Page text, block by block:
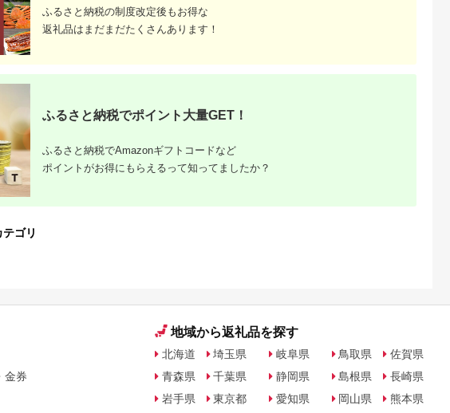
5.0
円
5kg ≪精米HACCP認
定工場 特A獲得日本一
産地 JAみなみ魚沼一
5.0
寄付金額: 23,000 円
わ産限定 生産者限定
南魚沼産コシヒカリ
【定期便 銘柄米 ブラ
寄付金額: 99,000
ご紹介
ふるさと納税の制度改定後もお得な
返礼品はまだまだたくさんあります！
ふるさと納税でポイント大量GET！
ふるさと納税でAmazonギフトコードなど
ポイントがお得にもらえるって知ってましたか？
ゴリ
金券
地域から返礼品を探す
北海道
青森県
岩手県
埼玉県
千葉県
東京都
岐阜県
静岡県
愛知県
鳥取県
島根県
岡山県
佐賀県
長崎県
熊本県